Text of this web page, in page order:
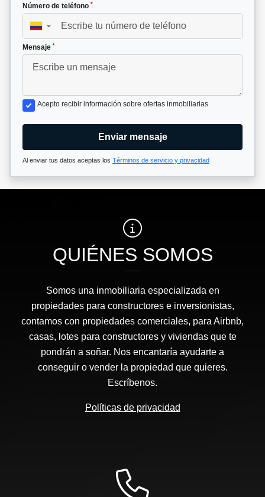
Número de teléfono *
▼
Mensaje *
Acepto recibir información sobre ofertas inmobiliarias
Enviar mensaje
Al enviar tus datos aceptas los Términos de servicio y privacidad
QUIÉNES SOMOS
Somos una inmobiliaria especializada en
propiedades para constructores e inversionistas,
contamos con propiedades comerciales, para Airbnb,
casas, lotes para constructores y viviendas que te
pondrán a soñar. Nos encantaría ayudarte a
conseguir o vender la propiedad que quieres.
Escríbenos.
Políticas de privacidad